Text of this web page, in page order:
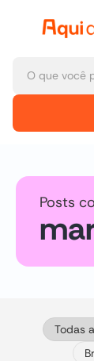
Posts
Todas